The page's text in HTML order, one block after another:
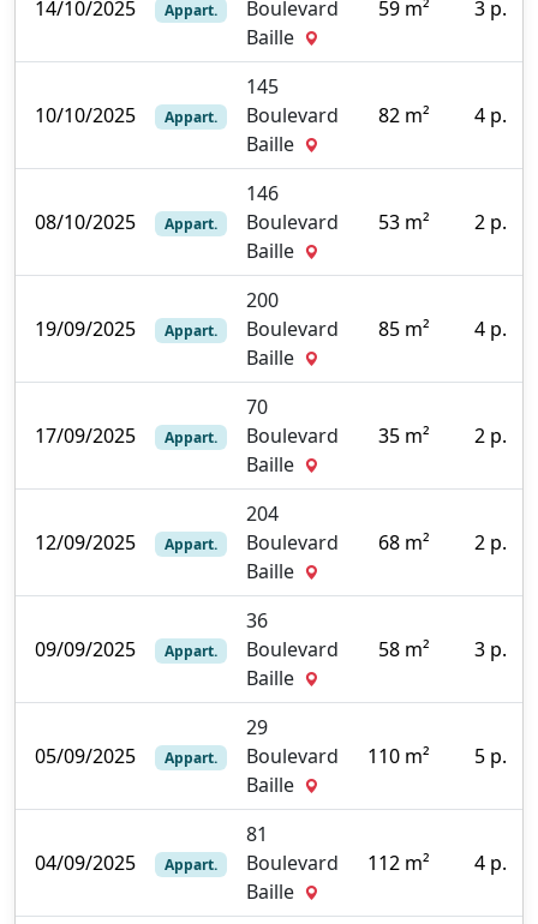
14/10/2025 Appart.
Boulevard
Baille
59 m² 3 p.
10/10/2025 Appart.
145
Boulevard
Baille
82 m² 4 p.
08/10/2025 Appart.
146
Boulevard
Baille
53 m² 2 p.
19/09/2025 Appart.
200
Boulevard
Baille
85 m² 4 p.
17/09/2025 Appart.
70
Boulevard
Baille
35 m² 2 p.
12/09/2025 Appart.
204
Boulevard
Baille
68 m² 2 p.
09/09/2025 Appart.
36
Boulevard
Baille
58 m² 3 p.
05/09/2025 Appart.
29
Boulevard
Baille
110 m² 5 p.
04/09/2025 Appart.
81
Boulevard
Baille
112 m² 4 p.